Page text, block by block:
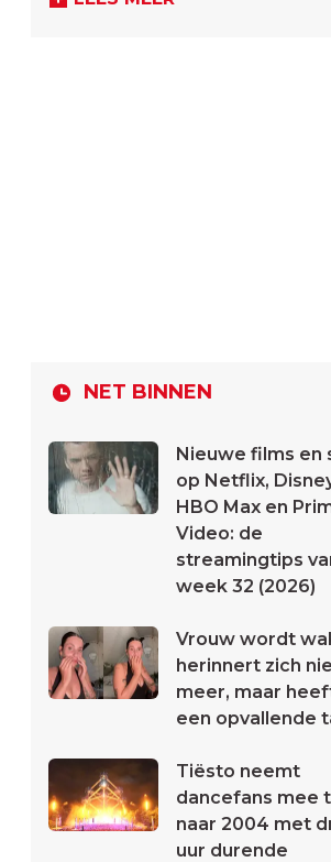
NET BINNEN
Nieuwe films en
op Netflix,
HBO Max en
Video: de
streamingtips
week 32 (2026)
Vrouw wordt
herinnert zich
meer, maar
een opvallende
Tiësto neemt
dancefans mee
naar 2004 met
uur durende